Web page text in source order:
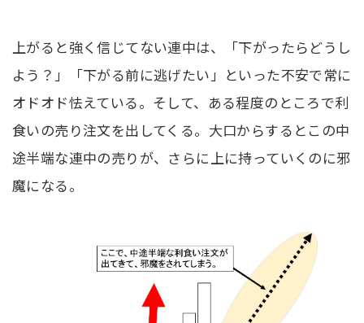
上がると強く信じてない連中は、「下がったらどうし
よう？」「下がる前に逃げたい」といった不安で常に
オドオド怯えている。そして、ある程度のところで利
食いの売り注文を出してくる。大口からするとこの中
途半端な連中の売りが、さらに上に持っていくのに邪
魔になる。